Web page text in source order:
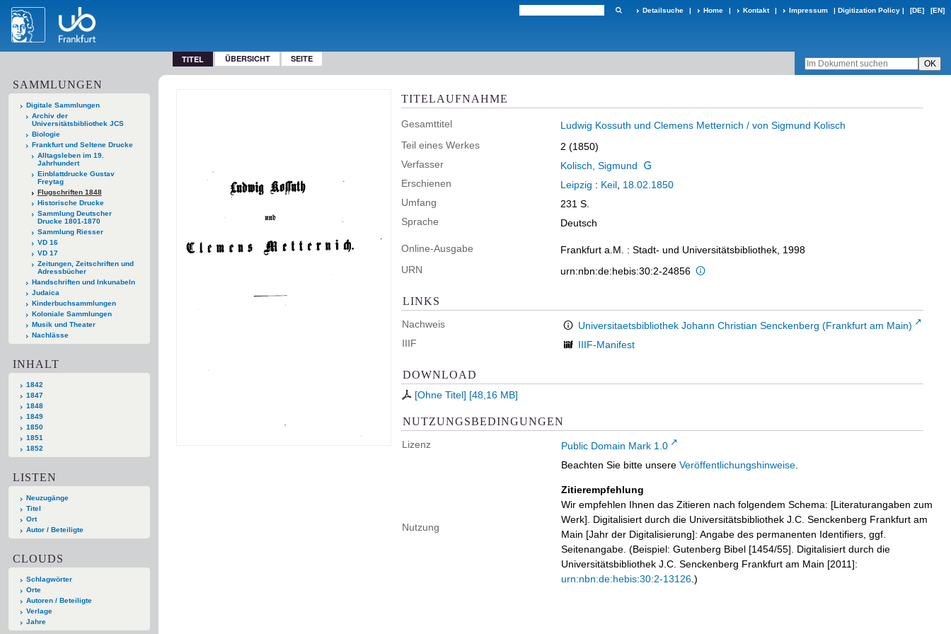
Detailsuche | Home | Kontakt | Impressum | Digitization Policy | [DE] [EN]
TITEL ÜBERSICHT SEITE
SAMMLUNGEN
Digitale Sammlungen
Archiv der
Universitätsbibliothek JCS
Biologie
Frankfurt und Seltene Drucke
Alltagsleben im 19.
Jahrhundert
Einblattdrucke Gustav
Freytag
Flugschriften 1848
Historische Drucke
Sammlung Deutscher
Drucke 1801-1870
Sammlung Riesser
VD 16
VD 17
Zeitungen, Zeitschriften und
Adressbücher
Handschriften und Inkunabeln
Judaica
Kinderbuchsammlungen
Koloniale Sammlungen
Musik und Theater
Nachlässe
INHALT
1842
1847
1848
1849
1850
1851
1852
LISTEN
Neuzugänge
Titel
Ort
Autor / Beteiligte
CLOUDS
Schlagwörter
Orte
Autoren / Beteiligte
Verlage
Jahre
TITELAUFNAHME
Gesamttitel
Ludwig Kossuth und Clemens Metternich / von Sigmund Kolisch
Teil eines Werkes
2 (1850)
Verfasser
Kolisch, Sigmund
Erschienen
Leipzig : Keil 18.02.1850
Umfang
231 S.
Sprache
Deutsch
Online-Ausgabe
Frankfurt a.M. : Stadt- und Universitätsbibliothek, 1998
URN
urn:nbn:de:hebis:30:2-24856
LINKS
Nachweis
Universitaetsbibliothek Johann Christian Senckenberg (Frankfurt am Main)
IIIF
IIIF-Manifest
DOWNLOAD
[Ohne Titel] [48,16 MB]
NUTZUNGSBEDINGUNGEN
Lizenz Public Domain Mark 1.0
Nutzung
Beachten Sie bitte unsere Veröffentlichungshinweise
Zitierempfehlung
Wir empfehlen Ihnen das Zitieren nach folgendem Schema: [Literaturangaben zum
Werk]. Digitalisiert durch die Universitätsbibliothek J.C. Senckenberg Frankfurt am
Main [Jahr der Digitalisierung]: Angabe des permanenten Identifiers, ggf.
Seitenangabe. (Beispiel: Gutenberg Bibel [1454/55]. Digitalisiert durch die
Universitätsbibliothek J.C. Senckenberg Frankfurt am Main [2011]:
urn:nbn:de:hebis:30:2-13126 .)